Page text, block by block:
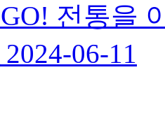
전통을
2024-06-11